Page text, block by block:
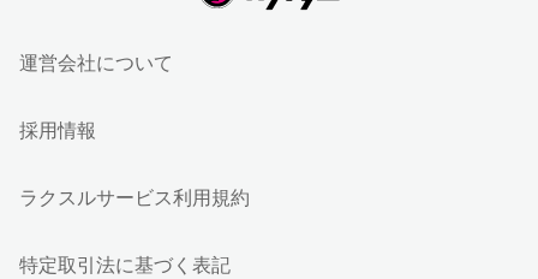
運営会社について
採用情報
ラクスルサービス利用規約
特定取引法に基づく表記